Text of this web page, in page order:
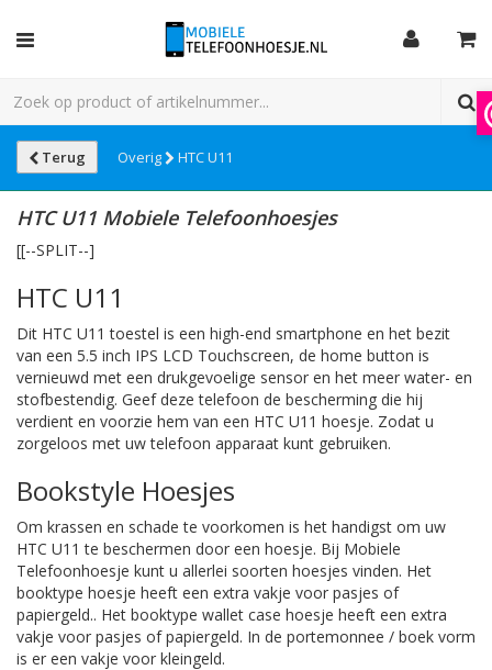
Terug Overig HTC U11
HTC U11 Mobiele Telefoonhoesjes
[[--SPLIT--]
HTC U11
Dit HTC U11 toestel is een high-end smartphone en het bezit
van een 5.5 inch IPS LCD Touchscreen, de home button is
vernieuwd met een drukgevoelige sensor en het meer water- en
stofbestendig. Geef deze telefoon de bescherming die hij
verdient en voorzie hem van een HTC U11 hoesje. Zodat u
zorgeloos met uw telefoon apparaat kunt gebruiken.
Bookstyle Hoesjes
Om krassen en schade te voorkomen is het handigst om uw
HTC U11 te beschermen door een hoesje. Bij Mobiele
Telefoonhoesje kunt u allerlei soorten hoesjes vinden. Het
booktype hoesje heeft een extra vakje voor pasjes of
papiergeld.. Het booktype wallet case hoesje heeft een extra
vakje voor pasjes of papiergeld. In de portemonnee / boek vorm
is er een vakje voor kleingeld.